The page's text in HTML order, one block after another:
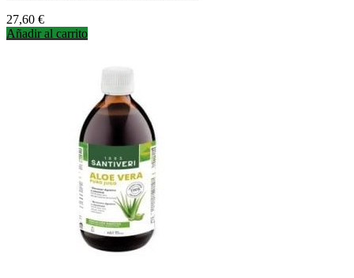
Precio
27,60 €
Añadir al carrito